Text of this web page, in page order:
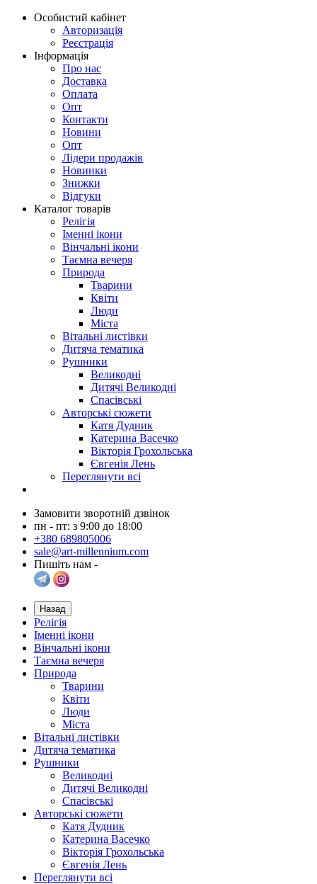
Особистий кабінет
Авторизація
Реєстрація
Інформація
Про нас
Доставка
Оплата
Опт
Контакти
Новини
Опт
Лідери продажів
Новинки
Знижки
Відгуки
Каталог товарів
Релігія
Іменні ікони
Вінчальні ікони
Таємна вечеря
Природа
Тварини
Квіти
Люди
Міста
Вітальні листівки
Дитяча тематика
Рушники
Великодні
Дитячі Великодні
Спасівські
Авторські сюжети
Катя Дудник
Катерина Васечко
Вікторія Грохольська
Євгенія Лень
Переглянути всі
Замовити зворотній дзвінок
пн - пт: з 9:00 до 18:00
+380 689805006
sale@art-millennium.com
Пишіть нам -
Назад
Релігія
Іменні ікони
Вінчальні ікони
Таємна вечеря
Природа
Тварини
Квіти
Люди
Міста
Вітальні листівки
Дитяча тематика
Рушники
Великодні
Дитячі Великодні
Спасівські
Авторські сюжети
Катя Дудник
Катерина Васечко
Вікторія Грохольська
Євгенія Лень
Переглянути всі